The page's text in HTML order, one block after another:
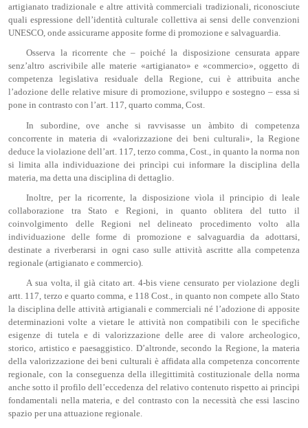
artigianato tradizionale e altre attività commerciali tradizionali, riconosciute
quali espressione dell’identità culturale collettiva ai sensi delle convenzioni
UNESCO, onde assicurarne apposite forme di promozione e salvaguardia.
Osserva la ricorrente che – poiché la disposizione censurata appare
senz’altro ascrivibile alle materie «artigianato» e «commercio», oggetto di
competenza legislativa residuale della Regione, cui è attribuita anche
l’adozione delle relative misure di promozione, sviluppo e sostegno – essa si
pone in contrasto con l’art. 117, quarto comma, Cost.
In subordine, ove anche si ravvisasse un àmbito di competenza
concorrente in materia di «valorizzazione dei beni culturali», la Regione
deduce la violazione dell’art. 117, terzo comma, Cost., in quanto la norma non
si limita alla individuazione dei princìpi cui informare la disciplina della
materia, ma detta una disciplina di dettaglio.
Inoltre, per la ricorrente, la disposizione vìola il principio di leale
collaborazione tra Stato e Regioni, in quanto oblitera del tutto il
coinvolgimento delle Regioni nel delineato procedimento volto alla
individuazione delle forme di promozione e salvaguardia da adottarsi,
destinate a riverberarsi in ogni caso sulle attività ascritte alla competenza
regionale (artigianato e commercio).
A sua volta, il già citato art. 4-bis viene censurato per violazione degli
artt. 117, terzo e quarto comma, e 118 Cost., in quanto non compete allo Stato
la disciplina delle attività artigianali e commerciali né l’adozione di apposite
determinazioni volte a vietare le attività non compatibili con le specifiche
esigenze di tutela e di valorizzazione delle aree di valore archeologico,
storico, artistico e paesaggistico. D’altronde, secondo la Regione, la materia
della valorizzazione dei beni culturali è affidata alla competenza concorrente
regionale, con la conseguenza della illegittimità costituzionale della norma
anche sotto il profilo dell’eccedenza del relativo contenuto rispetto ai princìpi
fondamentali nella materia, e del contrasto con la necessità che essi lascino
spazio per una attuazione regionale.